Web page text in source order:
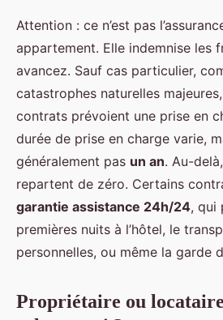
Attention : ce n’est pas
appartement. Elle indemnise les
avancez. Sauf cas particulier,
catastrophes naturelles
contrats prévoient une prise en
durée de prise en charge varie,
généralement pas un an. Au-
repartent de zéro. Certains
garantie assistance 24h/24, qui
premières nuits à l’hôtel, le
personnelles, ou même la garde
Propriétaire ou